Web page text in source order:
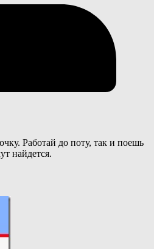
Работай до поту, так и поешь
найдется.